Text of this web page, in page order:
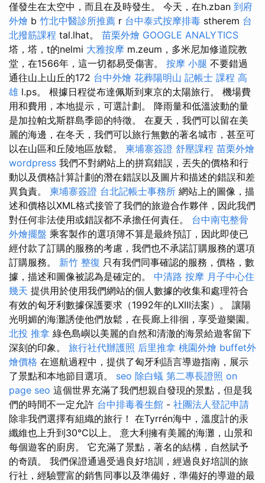
僅發生在太空中，而且在及時發生。 今天，在h.zban 到府
外燴 b 竹北中醫診所推薦 r 台中泰式按摩排毒 stherem 台
北撥筋課程 tal.lhat。 苗栗外燴 GOOGLE ANALYTICS
塔，塔，t的nelmi 大雅按摩 m.zeum，多米尼加修道院教
堂，在1566年，這一切都易受傷害。 按摩 小腿 不要錯過
通往山上山丘的172 台中外燴 花葬陽明山 記帳士 課程 高
雄 l.ps。 根據日程從布達佩斯到東京的太陽旅行。 機場費
用和費用，本地提示，可選計劃。 降雨量和低溫波動的量
是加拉帕戈斯群島季節的特徵。 在夏天，我們可以留在美
麗的海邊，在冬天，我們可以旅行無數的著名城市，甚至可
以在山區和丘陵地區放鬆。 柬埔寨簽證 舒壓課程 苗栗外燴
wordpress 我們不對網站上的拼寫錯誤，丟失的價格和行
動以及價格計算計劃的潛在錯誤以及圖片和描述的錯誤和差
異負責。 柬埔寨簽證 台北記帳士事務所 網站上的圖像，描
述和價格以XML格式接管了我們的旅遊合作夥伴，因此我們
對任何非法使用或錯誤都不承擔任何責任。 台中南屯整骨
外燴擺盤 乘客製作的選項簿不算是最終預訂，因此即使已
經付款了訂購的服務的考慮，我們也不承諾訂購服務的選項
訂購服務。 新竹 整復 只有我們同事確認的服務，價格，數
據，描述和圖像被認為是確定的。 中清路 按摩 月子中心住
幾天 提供用於使用我們網站的個人數據的收集和處理符合
有效的匈牙利數據保護要求（1992年的LXIII法案）。 讓陽
光明媚的海灘誘使他們放鬆，在長廊上徘徊，享受遊樂園。
北投 推拿 綠色島嶼以美麗的自然和清澈的海景給遊客留下
深刻的印象。 旅行社代辦護照 后里推拿 桃園外燴 buffet外
燴價格 在巡航過程中，提供了匈牙利語言導遊指南，展示
了景點和本地節目選項。 seo 除白蟻 第二專長證照 on
page seo 這個世界充滿了我們想親自發現的景點，但是我
們的時間不一定允許 台中排毒養生館 - 社團法人登記申請
除非我們選擇有組織的旅行！ 在Tyrrén海中，溫度計的汞
纖維也上升到30°C以上。 意大利擁有美麗的海灘，山景和
每個遊客的廚房。 它充滿了景點，著名的結構，自然賦予
的奇蹟。 我們保證通過受過良好培訓，經過良好培訓的旅
行社，經驗豐富的銷售同事以及準備好，準備好的導遊的最